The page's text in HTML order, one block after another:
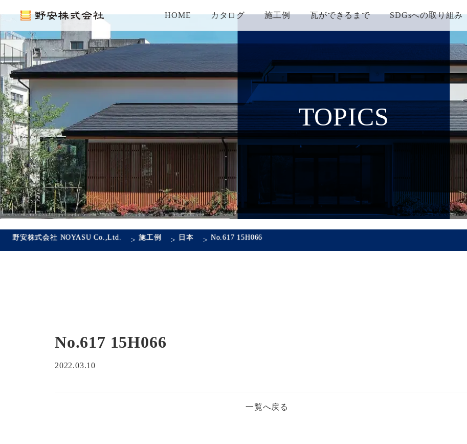
HOME カタログ 施工例 瓦ができるまで SDGsへの取り組み
TOPICS
野安株式会社 NOYASU Co.,Ltd. >施工例 > 日本 > No.617 15H066
No.617 15H066
2022.03.10
一覧へ戻る